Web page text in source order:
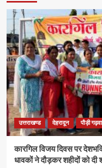
उत्तराखण्ड देहरादून पौड़ी
कारगिल विजय दिवस पर
धावकों ने दौड़कर शहीदों को दी